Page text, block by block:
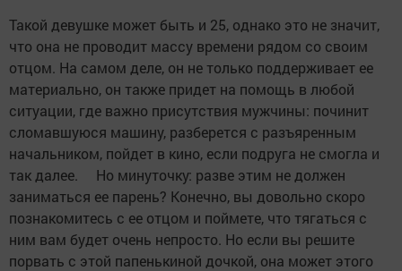
Такой девушке может быть и 25, однако это не значит,
что она не проводит массу времени рядом со своим
отцом. На самом деле, он не только поддерживает ее
материально, он также придет на помощь в любой
ситуации, где важно присутствия мужчины: починит
сломавшуюся машину, разберется с разъяренным
начальником, пойдет в кино, если подруга не смогла и
так далее. Но минуточку: разве этим не должен
заниматься ее парень? Конечно, вы довольно скоро
познакомитесь с ее отцом и поймете, что тягаться с
ним вам будет очень непросто. Но если вы решите
порвать с этой папенькиной дочкой, она может этого